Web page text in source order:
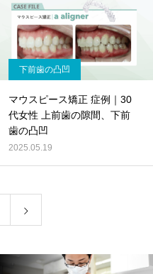
下前歯の凸凹
マウスピース矯正 症例｜30
代女性 上前歯の隙間、下前
歯の凸凹
2025.05.19